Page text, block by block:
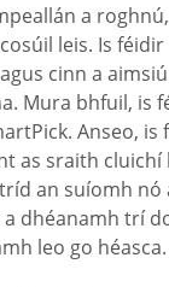
a
leis. Is
cinn a
Mura bhfuil, is
Anseo, is
as sraith cluichí
an suíomh nó
dhéanamh trí
leo go héasca.